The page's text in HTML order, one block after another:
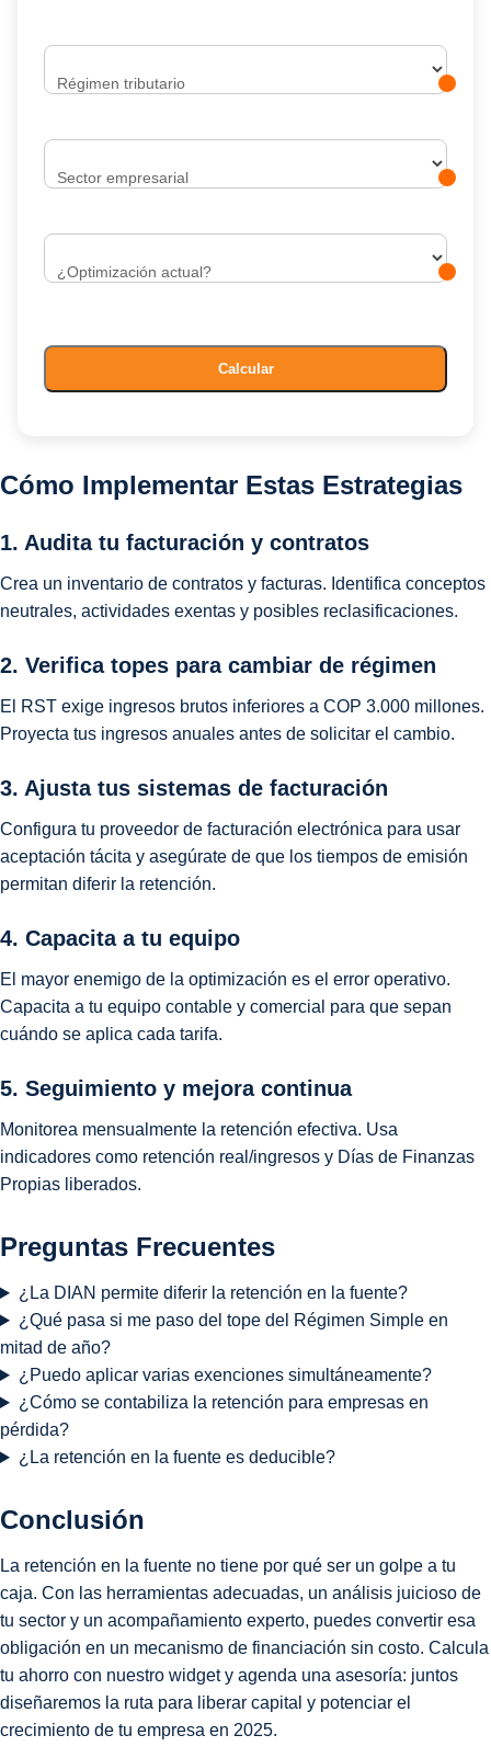
Régimen tributario
Sector empresarial
¿Optimización actual?
Calcular
Cómo Implementar Estas Estrategias
1. Audita tu facturación y contratos
Crea un inventario de contratos y facturas. Identifica conceptos
neutrales, actividades exentas y posibles reclasificaciones.
2. Verifica topes para cambiar de régimen
El RST exige ingresos brutos inferiores a COP 3.000 millones.
Proyecta tus ingresos anuales antes de solicitar el cambio.
3. Ajusta tus sistemas de facturación
Configura tu proveedor de facturación electrónica para usar
aceptación tácita y asegúrate de que los tiempos de emisión
permitan diferir la retención.
4. Capacita a tu equipo
El mayor enemigo de la optimización es el error operativo.
Capacita a tu equipo contable y comercial para que sepan
cuándo se aplica cada tarifa.
5. Seguimiento y mejora continua
Monitorea mensualmente la retención efectiva. Usa
indicadores como retención real/ingresos y Días de Finanzas
Propias liberados.
Preguntas Frecuentes
¿La DIAN permite diferir la retención en la fuente?
¿Qué pasa si me paso del tope del Régimen Simple en
mitad de año?
¿Puedo aplicar varias exenciones simultáneamente?
¿Cómo se contabiliza la retención para empresas en
pérdida?
¿La retención en la fuente es deducible?
Conclusión
La retención en la fuente no tiene por qué ser un golpe a tu
caja. Con las herramientas adecuadas, un análisis juicioso de
tu sector y un acompañamiento experto, puedes convertir esa
obligación en un mecanismo de financiación sin costo. Calcula
tu ahorro con nuestro widget y agenda una asesoría: juntos
diseñaremos la ruta para liberar capital y potenciar el
crecimiento de tu empresa en 2025.